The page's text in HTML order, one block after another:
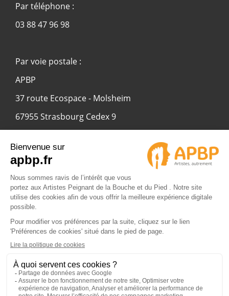
Par téléphone :
03 88 47 96 98
Par voie postale :
APBP
37 route Ecospace - Molsheim
67955 Strasbourg Cedex 9
© 2024 APBP